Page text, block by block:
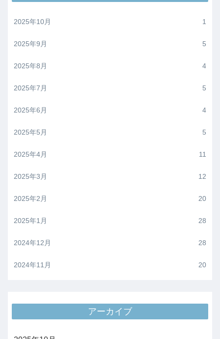
2025年10月 1
2025年9月 5
2025年8月 4
2025年7月 5
2025年6月 4
2025年5月 5
2025年4月 11
2025年3月 12
2025年2月 20
2025年1月 28
2024年12月 28
2024年11月 20
アーカイブ